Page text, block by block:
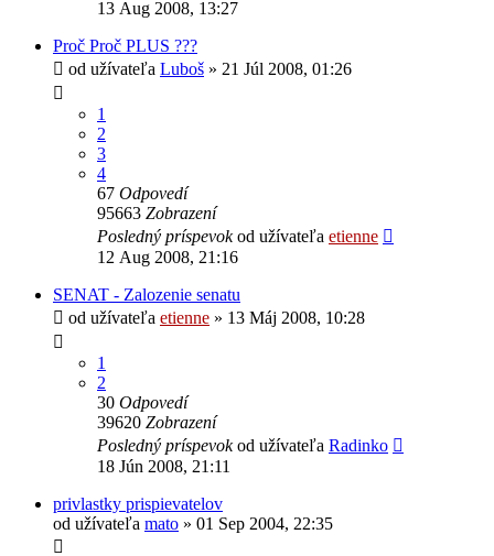
13 Aug 2008, 13:27
Proč Proč PLUS ???
od užívateľa Luboš » 21 Júl 2008, 01:26
1
2
3
4
67 Odpovedí
95663 Zobrazení
Posledný príspevokod užívateľa etienne
12 Aug 2008, 21:16
SENAT - Zalozenie senatu
od užívateľa etienne » 13 Máj 2008, 10:28
1
2
30 Odpovedí
39620 Zobrazení
Posledný príspevokod užívateľa Radinko
18 Jún 2008, 21:11
privlastky prispievatelov
od užívateľa mato » 01 Sep 2004, 22:35